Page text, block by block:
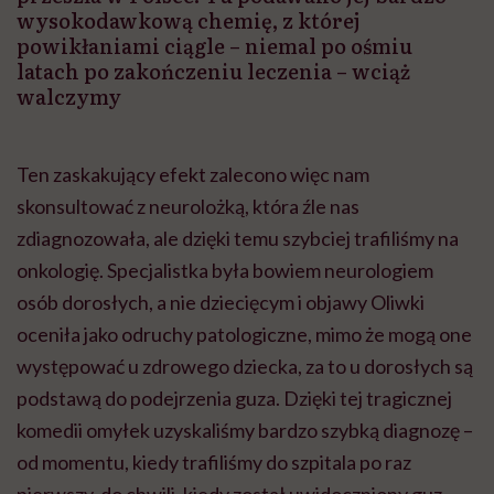
wysokodawkową chemię, z której
powikłaniami ciągle – niemal po ośmiu
latach po zakończeniu leczenia – wciąż
walczymy
Ten zaskakujący efekt zalecono więc nam
skonsultować z neurolożką, która źle nas
zdiagnozowała, ale dzięki temu szybciej trafiliśmy na
onkologię. Specjalistka była bowiem neurologiem
osób dorosłych, a nie dziecięcym i objawy Oliwki
oceniła jako odruchy patologiczne, mimo że mogą one
występować u zdrowego dziecka, za to u dorosłych są
podstawą do podejrzenia guza. Dzięki tej tragicznej
komedii omyłek uzyskaliśmy bardzo szybką diagnozę –
od momentu, kiedy trafiliśmy do szpitala po raz